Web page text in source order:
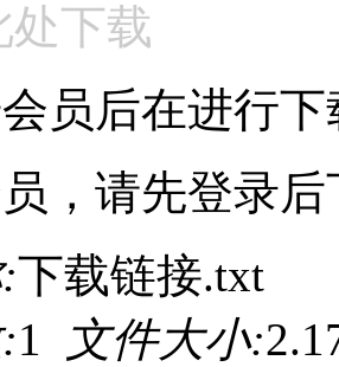
处下载
员后在进行下
，请先登录后
下载链接.txt
1 文件大小: